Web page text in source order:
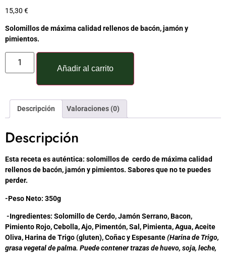
15,30 €
Solomillos de máxima calidad rellenos de bacón, jamón y
pimientos.
Añadir al carrito
Descripción Valoraciones (0)
Descripción
Esta receta es auténtica: solomillos de cerdo de máxima calidad
rellenos de bacón, jamón y pimientos. Sabores que no te puedes
perder.
-Peso Neto: 350g
-Ingredientes: Solomillo de Cerdo, Jamón Serrano, Bacon,
Pimiento Rojo, Cebolla, Ajo, Pimentón, Sal, Pimienta, Agua, Aceite
Oliva, Harina de Trigo (gluten), Coñac y Espesante(Harina de Trigo,
grasa vegetal de palma. Puede contener trazas de huevo, soja, leche,